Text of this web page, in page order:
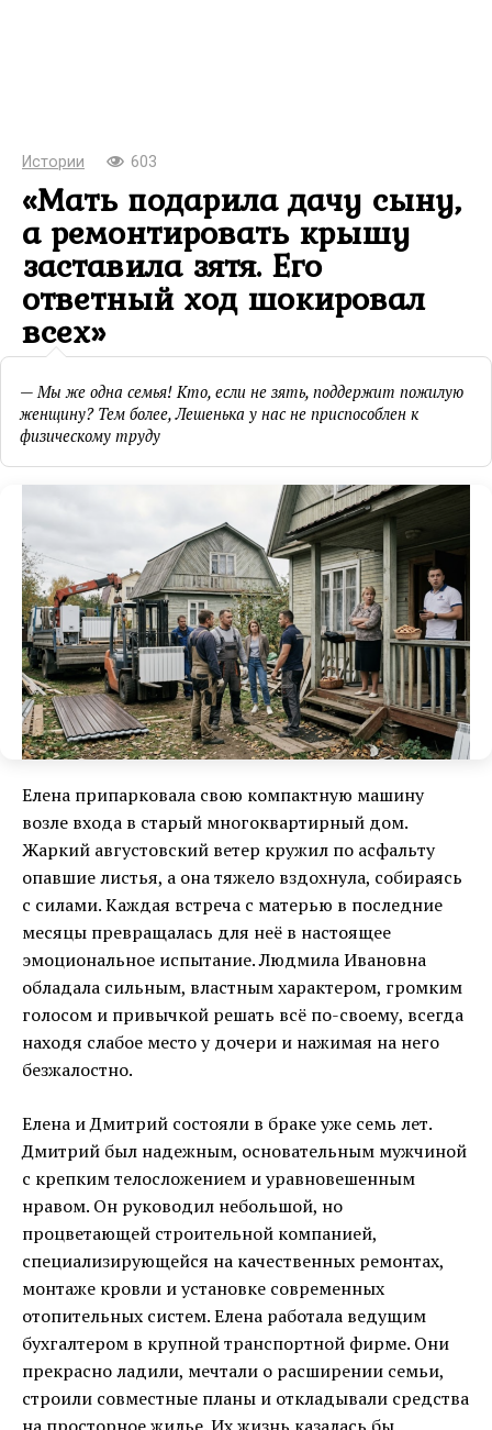
Истории 603
«Мать подарила дачу сыну,
а ремонтировать крышу
заставила зятя. Его
ответный ход шокировал
всех»
— Мы же одна семья! Кто, если не зять, поддержит пожилую
женщину? Тем более, Лешенька у нас не приспособлен к
физическому труду
Елена припарковала свою компактную машину
возле входа в старый многоквартирный дом.
Жаркий августовский ветер кружил по асфальту
опавшие листья, а она тяжело вздохнула, собираясь
с силами. Каждая встреча с матерью в последние
месяцы превращалась для неё в настоящее
эмоциональное испытание. Людмила Ивановна
обладала сильным, властным характером, громким
голосом и привычкой решать всё по-своему, всегда
находя слабое место у дочери и нажимая на него
безжалостно.
Елена и Дмитрий состояли в браке уже семь лет.
Дмитрий был надежным, основательным мужчиной
с крепким телосложением и уравновешенным
нравом. Он руководил небольшой, но
процветающей строительной компанией,
специализирующейся на качественных ремонтах,
монтаже кровли и установке современных
отопительных систем. Елена работала ведущим
бухгалтером в крупной транспортной фирме. Они
прекрасно ладили, мечтали о расширении семьи,
строили совместные планы и откладывали средства